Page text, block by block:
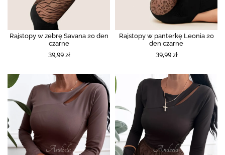
Rajstopy w zebrę Savana 20 den
czarne
39,99 zł
Rajstopy w panterkę Leonia 20
den czarne
39,99 zł